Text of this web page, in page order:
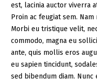
est, lacinia auctor viverra
Proin ac feugiat sem.
Morbi eu tristique velit,
commodo, magna eu
ante, quis mollis eros
eu sapien tincidunt,
sed bibendum diam. Nunc